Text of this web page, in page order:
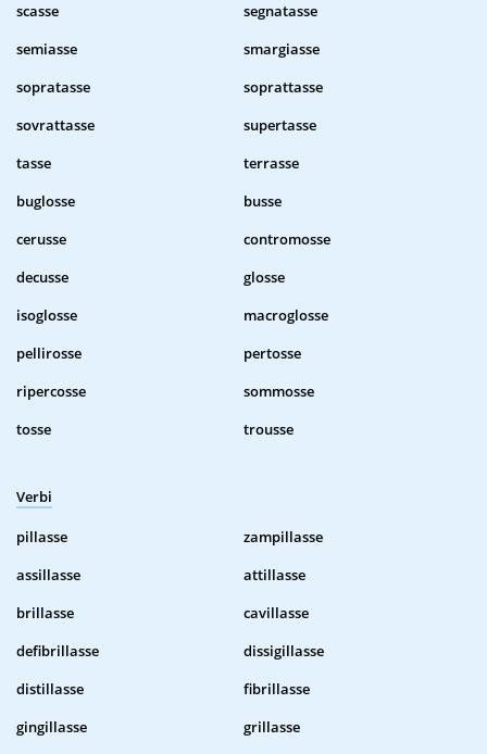
scasse
segnatasse
semiasse
smargiasse
sopratasse
soprattasse
sovrattasse
supertasse
tasse
terrasse
buglosse
busse
cerusse
contromosse
decusse
glosse
isoglosse
macroglosse
pellirosse
pertosse
ripercosse
sommosse
tosse
trousse
Verbi
pillasse
zampillasse
assillasse
attillasse
brillasse
cavillasse
defibrillasse
dissigillasse
distillasse
fibrillasse
gingillasse
grillasse